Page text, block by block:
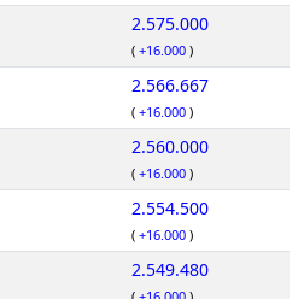
2.575.000
( +16.000 )
2.566.667
( +16.000 )
2.560.000
( +16.000 )
2.554.500
( +16.000 )
2.549.480